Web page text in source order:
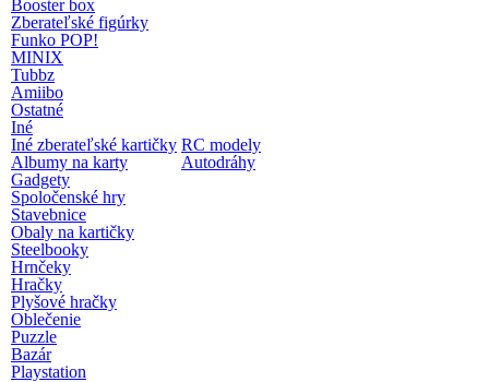
Booster box
Zberateľské figúrky
Funko POP!
MINIX
Tubbz
Amiibo
Ostatné
Iné
Iné zberateľské kartičky
Albumy na karty
Gadgety
Spoločenské hry
Stavebnice
Obaly na kartičky
Steelbooky
Hrnčeky
Hračky
Plyšové hračky
Oblečenie
Puzzle
RC modely
Autodráhy
Bazár
Playstation